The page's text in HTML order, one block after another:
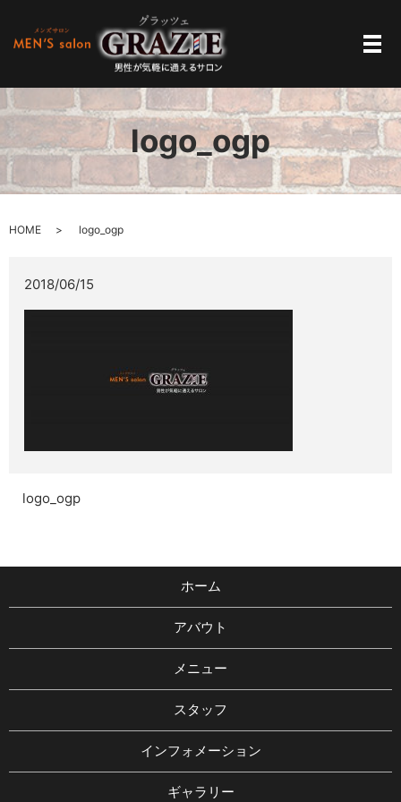
メ
logo_ogp
HOME logo_ogp
2018/06/15
logo_ogp
ホーム
アバウト
メニュー
スタッフ
インフォメーション
ギャラリー